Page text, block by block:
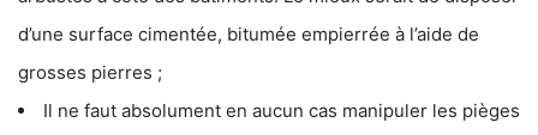
d’une surface cimentée, bitumée empierrée à l’aide de
grosses pierres ;
Il ne faut absolument en aucun cas manipuler les pièges